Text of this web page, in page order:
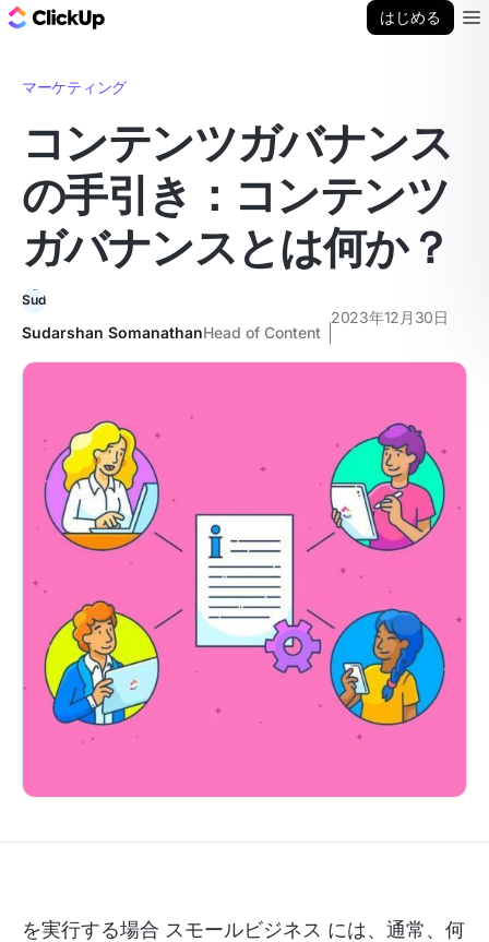
はじめる
マーケティング
コンテンツガバナンス
の手引き：コンテンツ
ガバナンスとは何か？
Sudarshan SomanathanHead of Content
2023年12月30日
を実行する場合 スモールビジネス には、通常、何